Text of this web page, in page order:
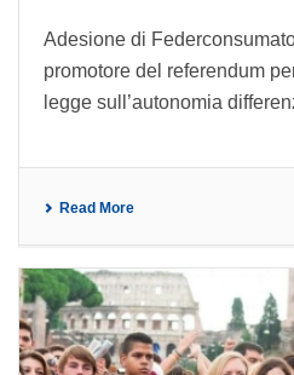
Adesione di
promotore del referendum
legge sull’autonomia
Read More